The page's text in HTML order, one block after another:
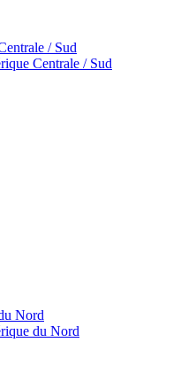
/ Sud
Centrale / Sud
Nord
du Nord